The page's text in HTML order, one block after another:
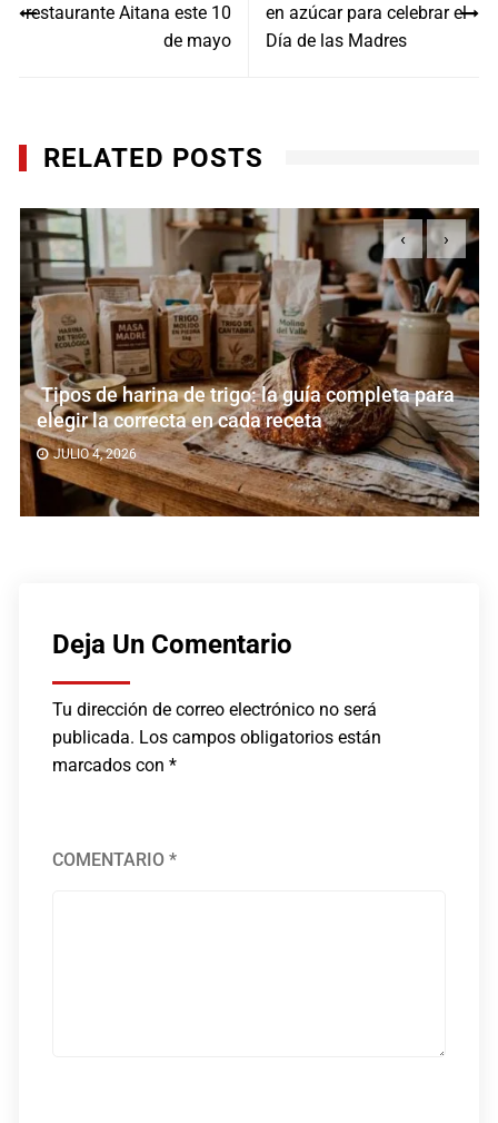
restaurante Aitana este 10
de mayo
en azúcar para celebrar el
Día de las Madres
RELATED POSTS
Tipos de harina de trigo: la guía completa para
elegir la correcta en cada receta
JULIO 4, 2026
‹ ›
Deja Un Comentario
Tu dirección de correo electrónico no será
publicada. Los campos obligatorios están
marcados con*
COMENTARIO*